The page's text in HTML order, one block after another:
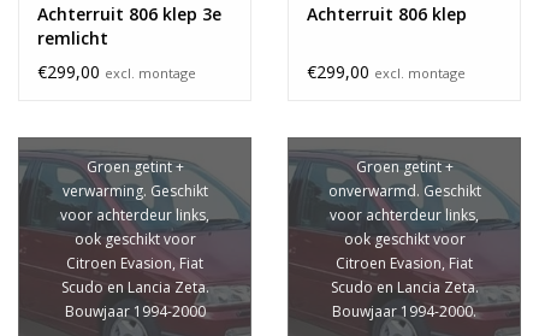
Achterruit 806 klep 3e
remlicht
€299,00 excl. montage
Achterruit 806 klep
€299,00 excl. montage
Groen getint +
verwarming. Geschikt
voor achterdeur links,
ook geschikt voor
Citroen Evasion, Fiat
Scudo en Lancia Zeta.
Bouwjaar 1994-2000
Groen getint +
onverwarmd. Geschikt
voor achterdeur links,
ook geschikt voor
Citroen Evasion, Fiat
Scudo en Lancia Zeta.
Bouwjaar 1994-2000.